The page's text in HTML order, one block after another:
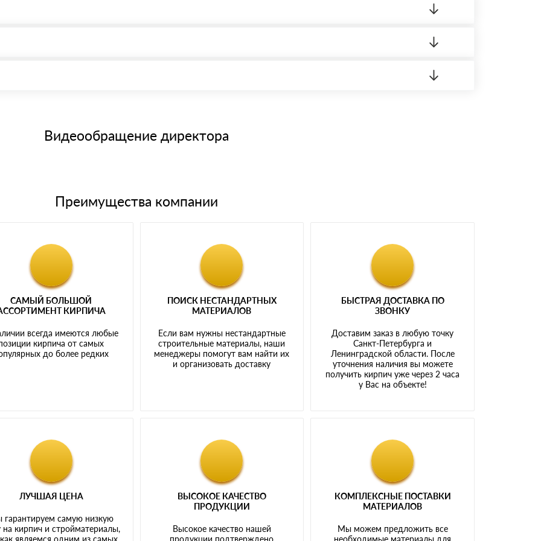
банковским картам
Видеообращение директора
Преимущества компании
САМЫЙ БОЛЬШОЙ
КИРПИЧА
всегда имеются любые
кирпича от самых
до более редких
ПОИСК НЕСТАНДАРТНЫХ
МАТЕРИАЛОВ
Если вам нужны нестандартные
строительные материалы, наши
менеджеры помогут вам найти их
и организовать доставку
БЫСТРАЯ ДОСТАВКА ПО
ЗВОНКУ
Доставим заказ в любую точку
Санкт-Петербурга и
Ленинградской области. После
уточнения наличия вы можете
получить кирпич уже через 2 часа
у Вас на объекте!
ЛУЧШАЯ ЦЕНА
самую низкую
на кирпич и стройматериалы,
являемся одним из самых
ВЫСОКОЕ КАЧЕСТВО
ПРОДУКЦИИ
Высокое качество нашей
продукции подтверждено
КОМПЛЕКСНЫЕ ПОСТАВКИ
МАТЕРИАЛОВ
Мы можем предложить все
необходимые материалы для